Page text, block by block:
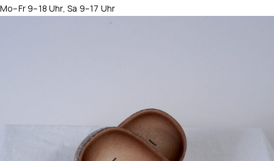
Mo–Fr 9–18 Uhr, Sa 9–17 Uhr